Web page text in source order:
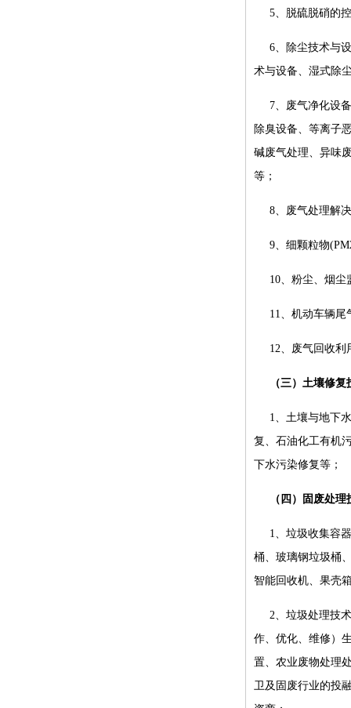
5、脱硫脱硝的
6、除尘技术与
术与设备、湿式除
7、废气净化设
除臭设备、等离子
碱废气处理、异味
等；
8、废气处理解
9、细颗粒物
10、粉尘、烟尘
11、机动车辆尾
12、废气回收利
（三）土壤修
1、土壤与地下
复、石油化工有机
下水污染修复等；
（四）固废处
1、垃圾收集容
桶、玻璃钢垃圾桶
智能回收机、果壳
2、垃圾处理技
作、优化、维修）
置、农业废物处理
卫及固废行业的投